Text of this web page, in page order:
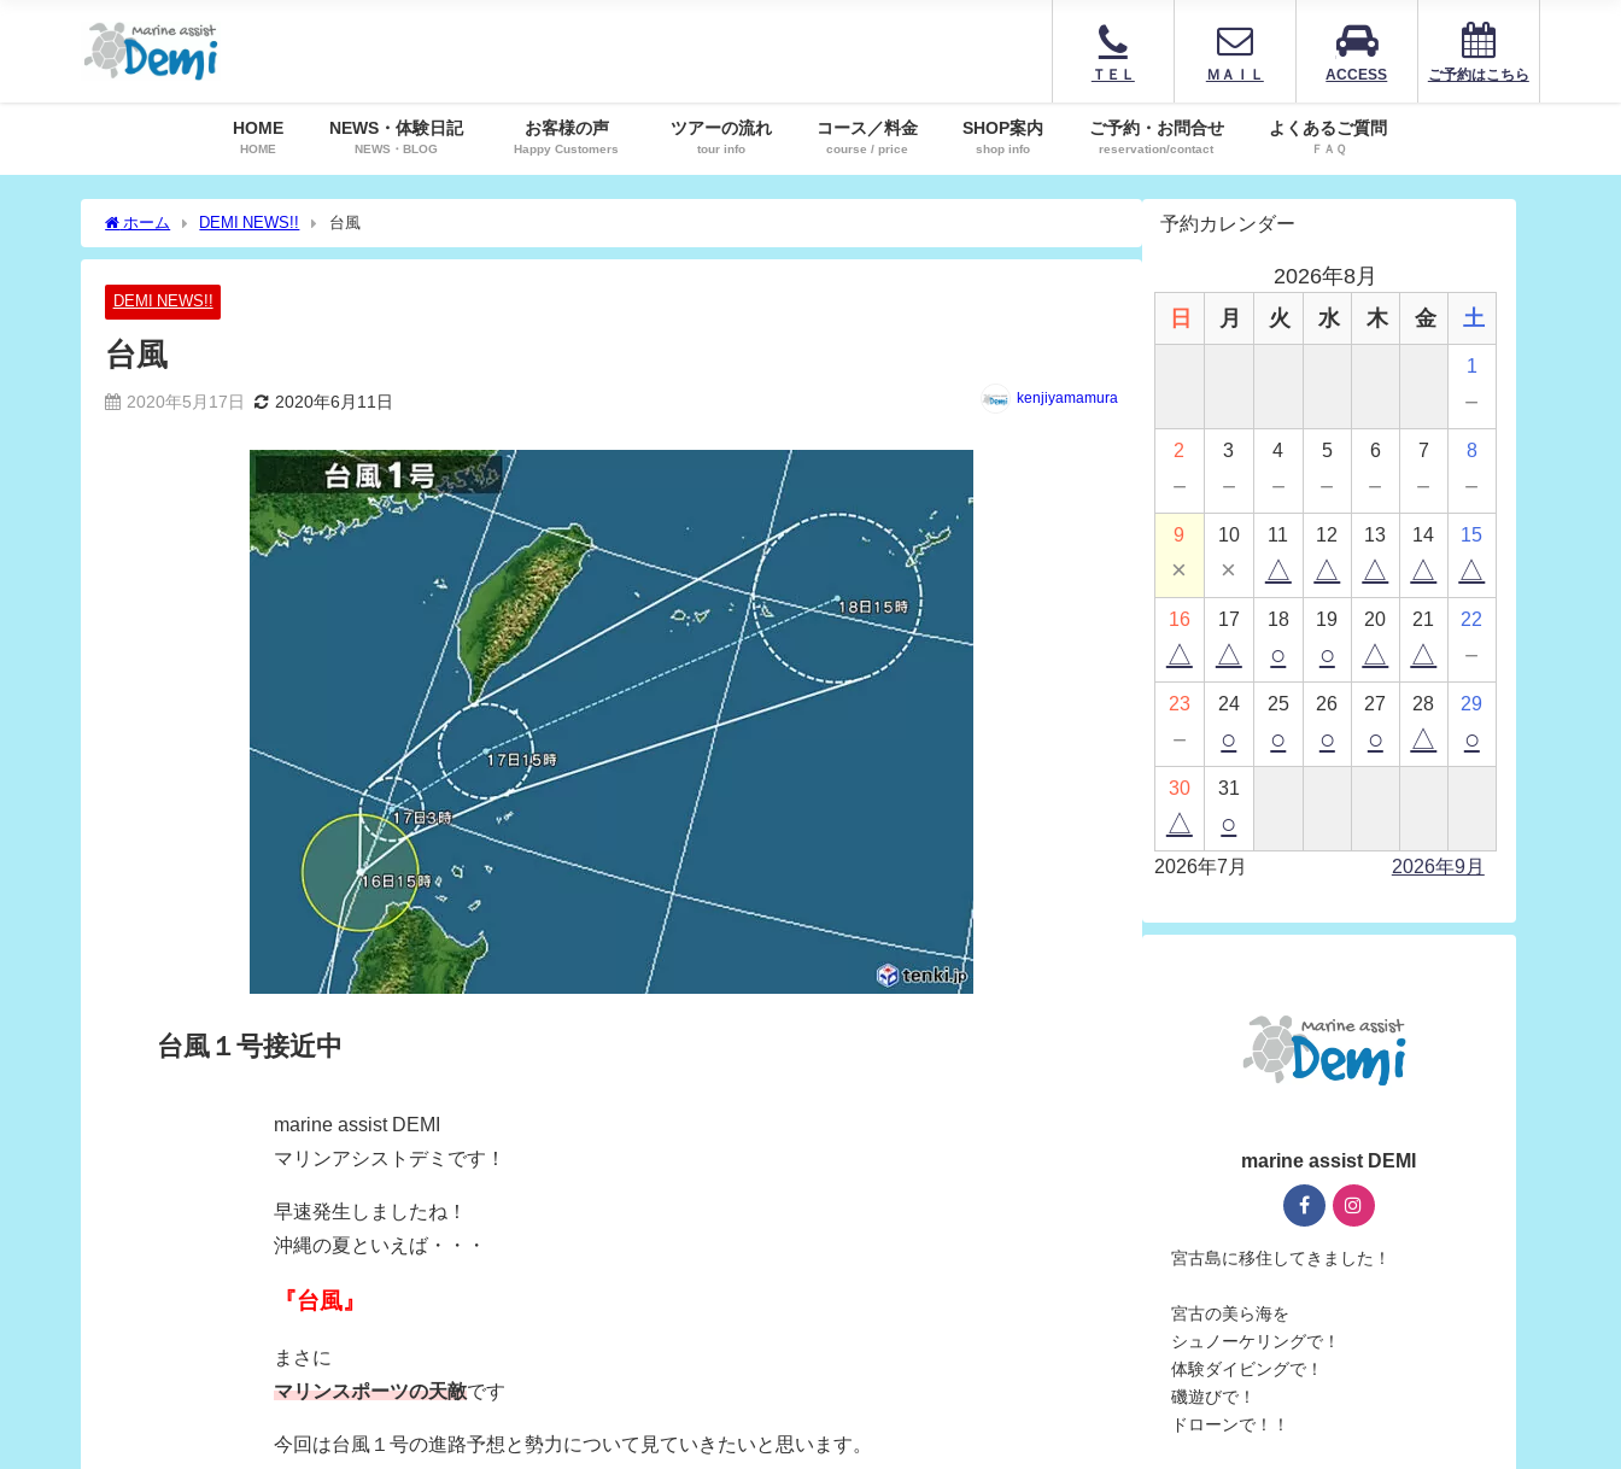
ＴＥＬ ＭＡＩＬ ACCESS ご予約はこちら
HOME
HOME
NEWS・体験日記
NEWS・BLOG
お客様の声
Happy Customers
ツアーの流れ
tour info
コース／料金
course / price
SHOP案内
shop info
ご予約・お問合せ
reservation/contact
よくあるご質問
ＦＡＱ
ホーム DEMI NEWS!! 台風
DEMI NEWS!!
台風
2020年5月17日 2020年6月11日 kenjiyamamura
台風１号接近中
marine assist DEMI
マリンアシストデミです！
早速発生しましたね！
沖縄の夏といえば・・・
『台風』
まさに
マリンスポーツの天敵です
今回は台風１号の進路予想と勢力について見ていきたいと思います。
予約カレンダー
2026年8月
日
月 火 水 木 金 土
1
－
2
－
3
－
4
－
5
－
6
－
7
－
8
－
9
×
10
×
11
△
12
△
13
△
14
△
15
△
16
△
17
△
18
○
19
○
20
△
21
△
22
－
23
－
24
○
25
○
26
○
27
○
28
△
29
○
30
△
31
○
2026年7月 2026年9月
marine assist DEMI
宮古島に移住してきました！
宮古の美ら海を
シュノーケリングで！
体験ダイビングで！
磯遊びで！
ドローンで！！